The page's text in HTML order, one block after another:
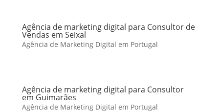
Agência de marketing digital para Consultor de
Vendas em Seixal
Agência de Marketing Digital em Portugal
Agência de marketing digital para Consultor
em Guimarães
Agência de Marketing Digital em Portugal